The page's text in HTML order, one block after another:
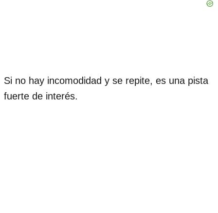
Si no hay incomodidad y se repite, es una pista
fuerte de interés.